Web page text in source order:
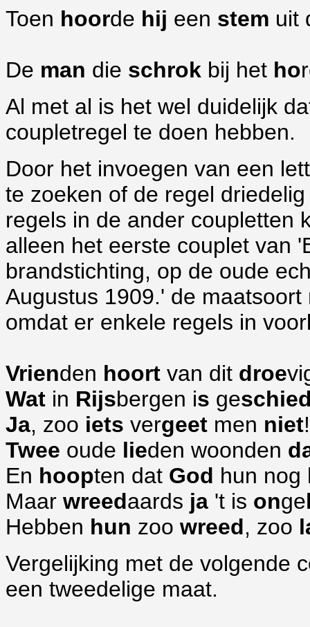
Toen hoorde hij een stem uit
De man die schrok bij het ho
Al met al is het wel duidelijk
coupletregel te doen hebben.
Door het invoegen van een
te zoeken of de regel
regels in de ander coupletten
alleen het eerste couplet van
brandstichting, op de oude
Augustus 1909.' de
omdat er enkele regels in
Vrienden hoort van dit droe
Wat in Rijsbergen is ge
Ja, zoo iets vergeet men niet!
Twee oude lieden woonden
En hoopten dat God hun nog
Maar wreedaards ja 't is onge
Hebben hun zoo wreed, zoo
Vergelijking met de volgende
een tweedelige maat.